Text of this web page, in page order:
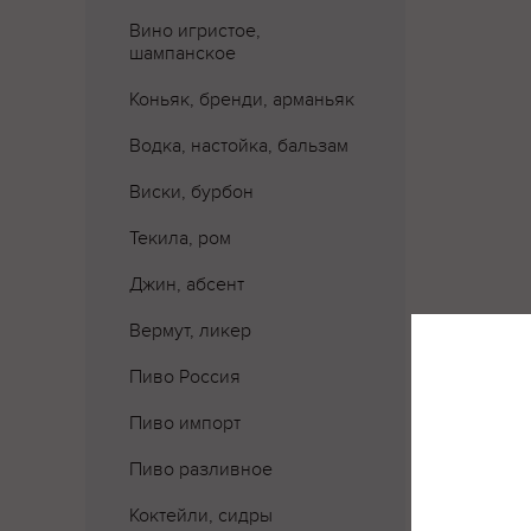
Вино игристое,
шампанское
Коньяк, бренди, арманьяк
Водка, настойка, бальзам
Виски, бурбон
Текила, ром
Джин, абсент
Вермут, ликер
Пиво Россия
Пиво импорт
Пиво разливное
Коктейли, сидры